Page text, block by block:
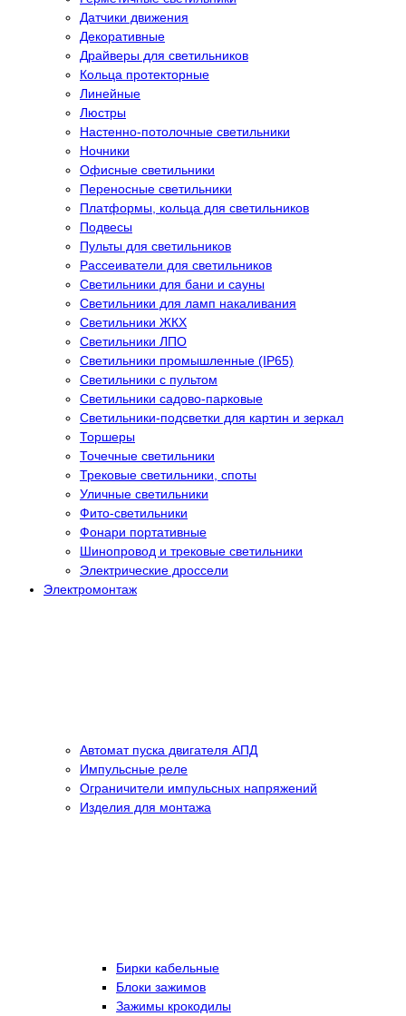
Датчики движения
Декоративные
Драйверы для светильников
Кольца протекторные
Линейные
Люстры
Настенно-потолочные светильники
Ночники
Офисные светильники
Переносные светильники
Платформы, кольца для светильников
Подвесы
Пульты для светильников
Рассеиватели для светильников
Светильники для бани и сауны
Светильники для ламп накаливания
Светильники ЖКХ
Светильники ЛПО
Светильники промышленные (IP65)
Светильники с пультом
Светильники садово-парковые
Светильники-подсветки для картин и зеркал
Торшеры
Точечные светильники
Трековые светильники, споты
Уличные светильники
Фито-светильники
Фонари портативные
Шинопровод и трековые светильники
Электрические дроссели
Электромонтаж
Автомат пуска двигателя АПД
Импульсные реле
Ограничители импульсных напряжений
Изделия для монтажа
Бирки кабельные
Блоки зажимов
Зажимы крокодилы